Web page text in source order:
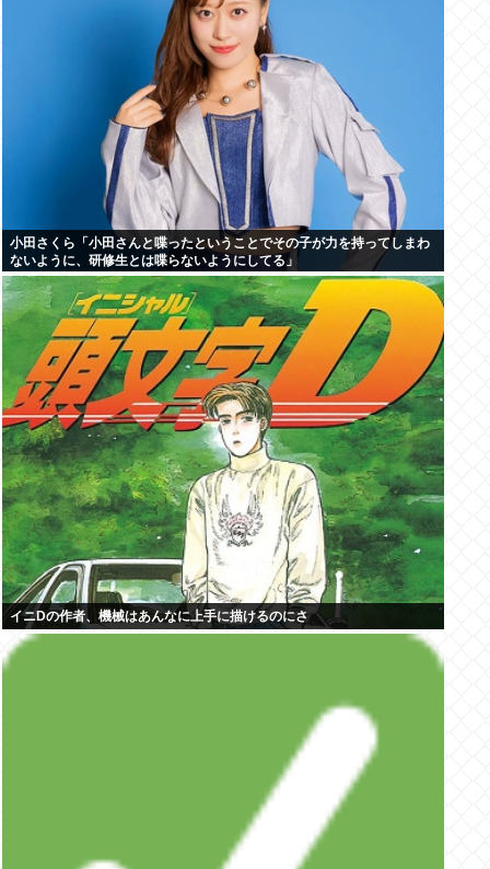
小田さくら「小田さんと喋ったということでその子が力を持ってしまわ
ないように、研修生とは喋らないようにしてる」
イニDの作者、機械はあんなに上手に描けるのにさ